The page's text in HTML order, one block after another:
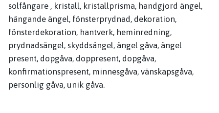
solfångare , kristall, kristallprisma, handgjord ängel,
hängande ängel, fönsterprydnad, dekoration,
fönsterdekoration, hantverk, heminredning,
prydnadsängel, skyddsängel, ängel gåva, ängel
present, dopgåva, doppresent, dopgåva,
konfirmationspresent, minnesgåva, vänskapsgåva,
personlig gåva, unik gåva.